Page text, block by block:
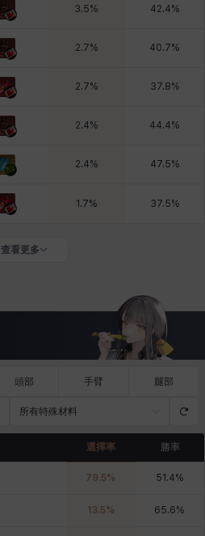
3.5% 42.4%
2.7% 40.7%
2.7% 37.8%
2.4% 44.4%
2.4% 47.5%
1.7% 37.5%
查看更多
頭部 手臂 腿部
所有特殊材料
選擇率 勝率
79.5% 51.4%
13.5% 65.6%